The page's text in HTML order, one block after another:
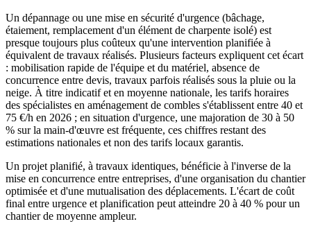
Un dépannage ou une mise en sécurité d'urgence (bâchage,
étaiement, remplacement d'un élément de charpente isolé) est
presque toujours plus coûteux qu'une intervention planifiée à
équivalent de travaux réalisés. Plusieurs facteurs expliquent cet écart
: mobilisation rapide de l'équipe et du matériel, absence de
concurrence entre devis, travaux parfois réalisés sous la pluie ou la
neige. À titre indicatif et en moyenne nationale, les tarifs horaires
des spécialistes en aménagement de combles s'établissent entre 40 et
75 €/h en 2026 ; en situation d'urgence, une majoration de 30 à 50
% sur la main-d'œuvre est fréquente, ces chiffres restant des
estimations nationales et non des tarifs locaux garantis.
Un projet planifié, à travaux identiques, bénéficie à l'inverse de la
mise en concurrence entre entreprises, d'une organisation du chantier
optimisée et d'une mutualisation des déplacements. L'écart de coût
final entre urgence et planification peut atteindre 20 à 40 % pour un
chantier de moyenne ampleur.